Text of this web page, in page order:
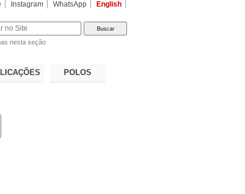
Instagram WhatsApp English
nesta seção
POLOS